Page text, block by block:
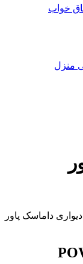
خواب
منزل
داماسک پاور